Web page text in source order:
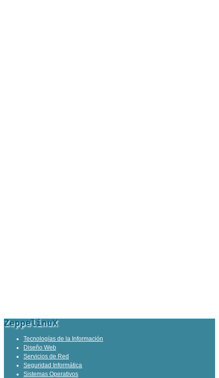
ZeppelinuX
Tecnologías de la Información
Diseño Web
Servicios de Red
Seguridad Informática
Sistemas Operativos